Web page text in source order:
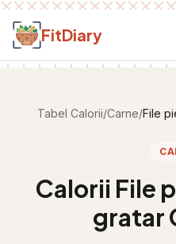
Salt la conținut
FitDiary
Tabel Calorii/Carne/File
Calorii File
gratar